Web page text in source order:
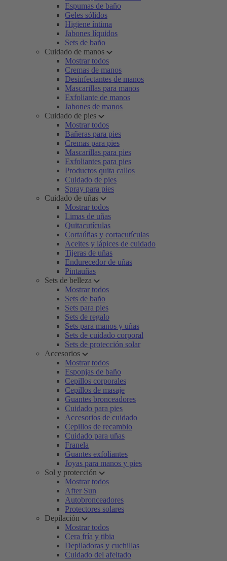
Espumas de baño
Geles sólidos
Higiene íntima
Jabones líquidos
Sets de baño
Cuidado de manos
Mostrar todos
Cremas de manos
Desinfectantes de manos
Mascarillas para manos
Exfoliante de manos
Jabones de manos
Cuidado de pies
Mostrar todos
Bañeras para pies
Cremas para pies
Mascarillas para pies
Exfoliantes para pies
Productos quita callos
Cuidado de pies
Spray para pies
Cuidado de uñas
Mostrar todos
Limas de uñas
Quitacutículas
Cortaúñas y cortacutículas
Aceites y lápices de cuidado
Tijeras de uñas
Endurecedor de uñas
Pintauñas
Sets de belleza
Mostrar todos
Sets de baño
Sets para pies
Sets de regalo
Sets para manos y uñas
Sets de cuidado corporal
Sets de protección solar
Accesorios
Mostrar todos
Esponjas de baño
Cepillos corporales
Cepillos de masaje
Guantes bronceadores
Cuidado para pies
Accesorios de cuidado
Cepillos de recambio
Cuidado para uñas
Franela
Guantes exfoliantes
Joyas para manos y pies
Sol y protección
Mostrar todos
After Sun
Autobronceadores
Protectores solares
Depilación
Mostrar todos
Cera fría y tibia
Depiladoras y cuchillas
Cuidado del afeitado